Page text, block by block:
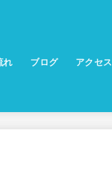
れ ブログ アクセス